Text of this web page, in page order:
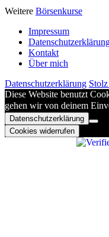
Weitere Börsenkurse
Impressum
Kontakt
Über mich
Datenschutzerklärung
Diese Website benutzt
gehen wir von deinem
Datenschutzerklärung
Cookies widerrufen